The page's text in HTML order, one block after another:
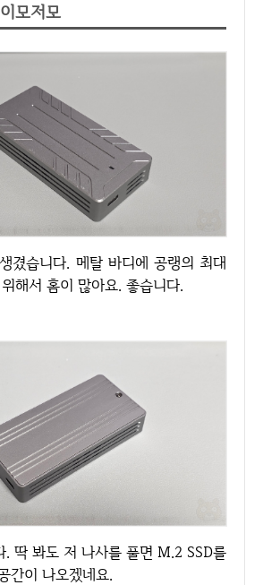
모저모
해서 홈이 많아요. 좋습니다.
간이 나오겠네요.